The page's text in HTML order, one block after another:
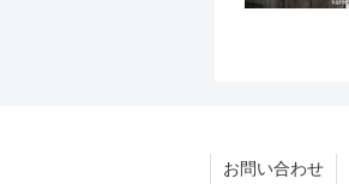
お問い合わせ